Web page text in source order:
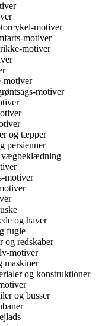
motiver
motiver
motiver
motiver
motiver
og tæpper
persienner
vægbeklædning
motiver
og haver
fugle
og redskaber
motiver
maskiner
og konstruktioner
og busser